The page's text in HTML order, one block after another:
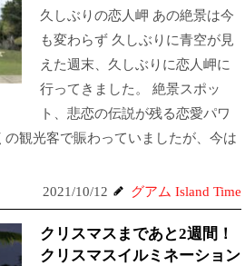
久しぶりの恋人岬 あの絶景は今
も変わらず 久しぶりに青空が見
えた週末、久しぶりに恋人岬に
行ってきました。 絶景スポッ
ト、悲恋の伝説が残る恋愛パワ
観光客で賑わっていましたが、今は
2021/10/12
グアム Island Time
クリスマスまであと2週間！
クリスマスイルミネーション